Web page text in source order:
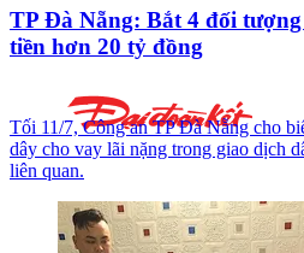
TP Đà Nẵng: Bắt 4 đối
tiền hơn 20 tỷ đồng
Tối 11/7, Công an TP Đà Nẵng cho
dây cho vay lãi nặng trong giao dịch
liên quan.